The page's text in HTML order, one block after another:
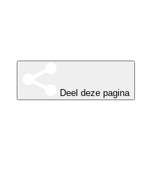
Deel deze pagina